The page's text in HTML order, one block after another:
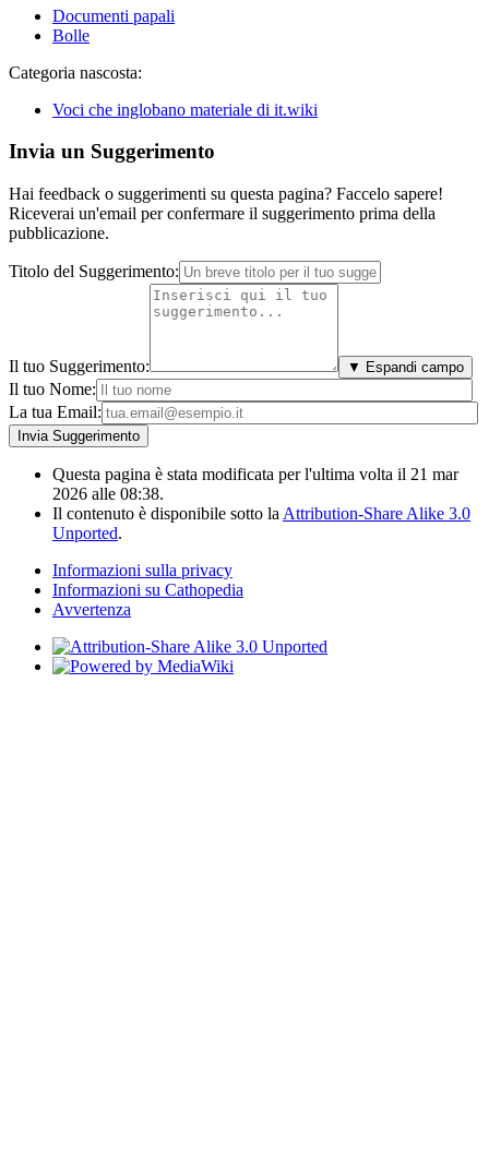
Documenti papali
Bolle
Categoria nascosta:
Voci che inglobano materiale di it.wiki
Invia un Suggerimento
Hai feedback o suggerimenti su questa pagina? Faccelo sapere!
Riceverai un'email per confermare il suggerimento prima della
pubblicazione.
Titolo del Suggerimento:
Il tuo Suggerimento: ▼ Espandi campo
Il tuo Nome:
La tua Email:
Questa pagina è stata modificata per l'ultima volta il 21 mar
2026 alle 08:38.
Il contenuto è disponibile sotto la Attribution-Share Alike 3.0
Unported.
Informazioni sulla privacy
Informazioni su Cathopedia
Avvertenza